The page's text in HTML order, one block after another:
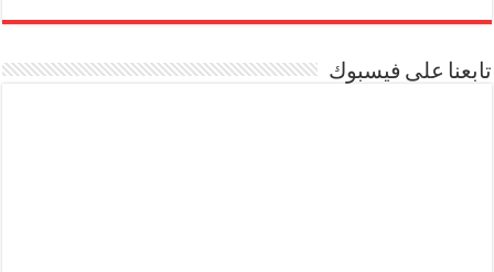
تابعنا على فيسبوك